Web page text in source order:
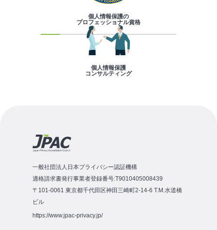
個人情報保護の
プロフェッショナル資格
個人情報保護
コンサルティング
一般社団法人日本プライバシー認証機構
適格請求書発行事業者登録番号:T9010405008439
〒101-0061 東京都千代田区神田三崎町2-14-6 T.M.水道橋
ビル
https://www.jpac-privacy.jp/